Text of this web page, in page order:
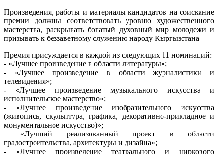
Произведения, работы и материалы кандидатов на соискание
премии должны соответствовать уровню художественного
мастерства, раскрывать богатый духовный мир молодежи и
призывать к беззаветному служению народу Кыргызстана.
Премия присуждается в каждой из следующих 11 номинаций:
- «Лучшее произведение в области литературы»;
- «Лучшее произведение в области журналистики и
телевидения»;
- «Лучшее произведение музыкального искусства и
исполнительское мастерство»;
- «Лучшее произведение изобразительного искусства
(живопись, скульптура, графика, декоративно-прикладное и
монументальное искусство)»;
- «Лучший реализованный проект в области
градостроительства, архитектуры и дизайна»;
- «Лучшее произведение театрального и циркового